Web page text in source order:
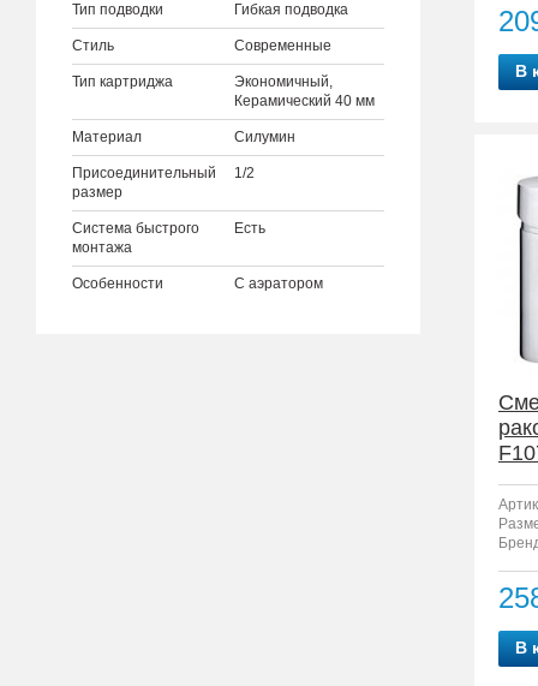
Тип подводки Гибкая подводка
Стиль Современные
Тип картриджа
Экономичный,
Керамический 40 мм
Материал Силумин
Присоединительный
размер
1/2
Система быстрого
монтажа
Есть
Особенности С аэратором
В
В